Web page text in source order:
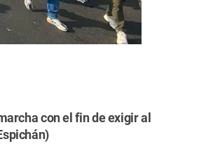
con el fin de exigir al